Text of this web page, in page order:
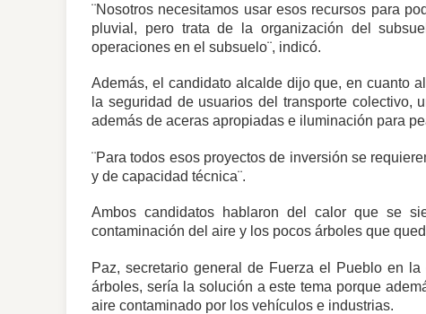
¨Nosotros necesitamos usar esos recursos para
pluvial, pero trata de la organización del
operaciones en el subsuelo¨, indicó.
Además, el candidato alcalde dijo que, en cuanto
la seguridad de usuarios del transporte colectivo,
además de aceras apropiadas e iluminación para
¨Para todos esos proyectos de inversión se
y de capacidad técnica¨.
Ambos candidatos hablaron del calor que se
contaminación del aire y los pocos árboles que
Paz, secretario general de Fuerza el Pueblo en
árboles, sería la solución a este tema porque
aire contaminado por los vehículos e industrias.